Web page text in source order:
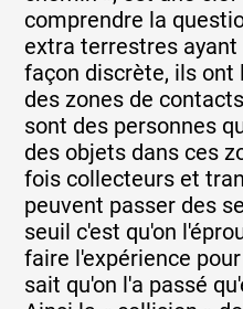
comprendre la
extra terrestres
façon discrète, ils ont
des zones de
sont des personnes
des objets dans ces
fois collecteurs et
peuvent passer des
seuil c'est qu'on
faire l'expérience
sait qu'on l'a passé